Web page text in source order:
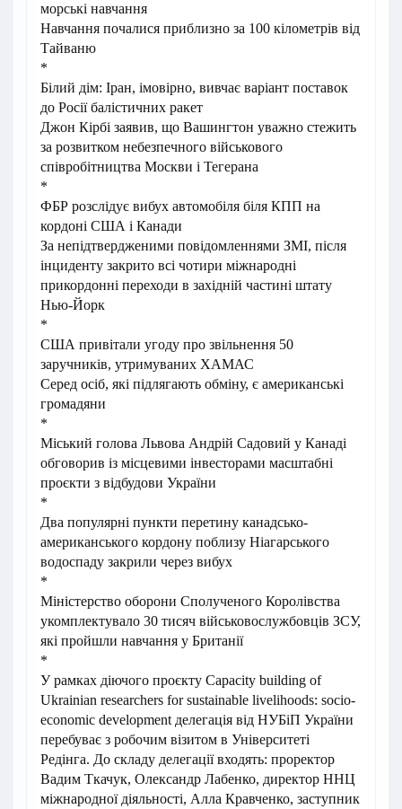
морські навчання
Навчання почалися приблизно за 100 кілометрів від
Тайваню
*
Білий дім: Іран, імовірно, вивчає варіант поставок
до Росії балістичних ракет
Джон Кірбі заявив, що Вашингтон уважно стежить
за розвитком небезпечного військового
співробітництва Москви і Тегерана
*
ФБР розслідує вибух автомобіля біля КПП на
кордоні США і Канади
За непідтвердженими повідомленнями ЗМІ, після
інциденту закрито всі чотири міжнародні
прикордонні переходи в західній частині штату
Нью-Йорк
*
США привітали угоду про звільнення 50
заручників, утримуваних ХАМАС
Серед осіб, які підлягають обміну, є американські
громадяни
*
Міський голова Львова Андрій Садовий у Канаді
обговорив із місцевими інвесторами масштабні
проєкти з відбудови України
*
Два популярні пункти перетину канадсько-
американського кордону поблизу Ніагарського
водоспаду закрили через вибух
*
Міністерство оборони Сполученого Королівства
укомплектувало 30 тисяч військовослужбовців ЗСУ,
які пройшли навчання у Британії
*
У рамках діючого проєкту Capacity building of
Ukrainian researchers for sustainable livelihoods: socio-
economic development делегація від НУБіП України
перебуває з робочим візитом в Університеті
Редінга. До складу делегації входять: проректор
Вадим Ткачук, Олександр Лабенко, директор ННЦ
міжнародної діяльності, Алла Кравченко, заступник